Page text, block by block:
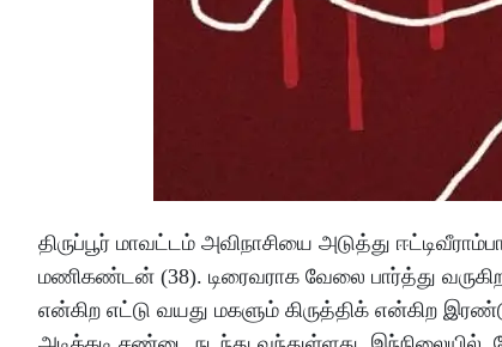
திருப்பூர் மாவட்டம் அவிநாசியை அடுத்து
மணிகண்டன் (38). டிரைவராக வேலை பார்த்து
என்கிற எட்டு வயது மகளும் கிருத்திக் என்கிற